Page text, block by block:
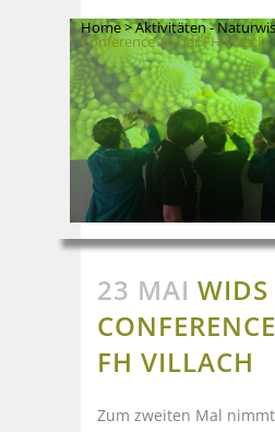
Home>Aktivitäten -
Conference an der FH Villach
23 MAI WIDS
FH VILLACH
Zum zweiten Mal